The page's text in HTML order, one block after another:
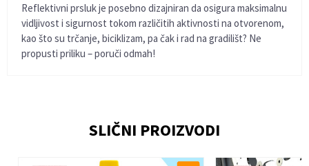
Reflektivni prsluk je posebno dizajniran da osigura maksimalnu
vidljivost i sigurnost tokom različitih aktivnosti na otvorenom,
kao što su trčanje, biciklizam, pa čak i rad na gradilišt? Ne
propusti priliku – poruči odmah!
SLIČNI PROIZVODI